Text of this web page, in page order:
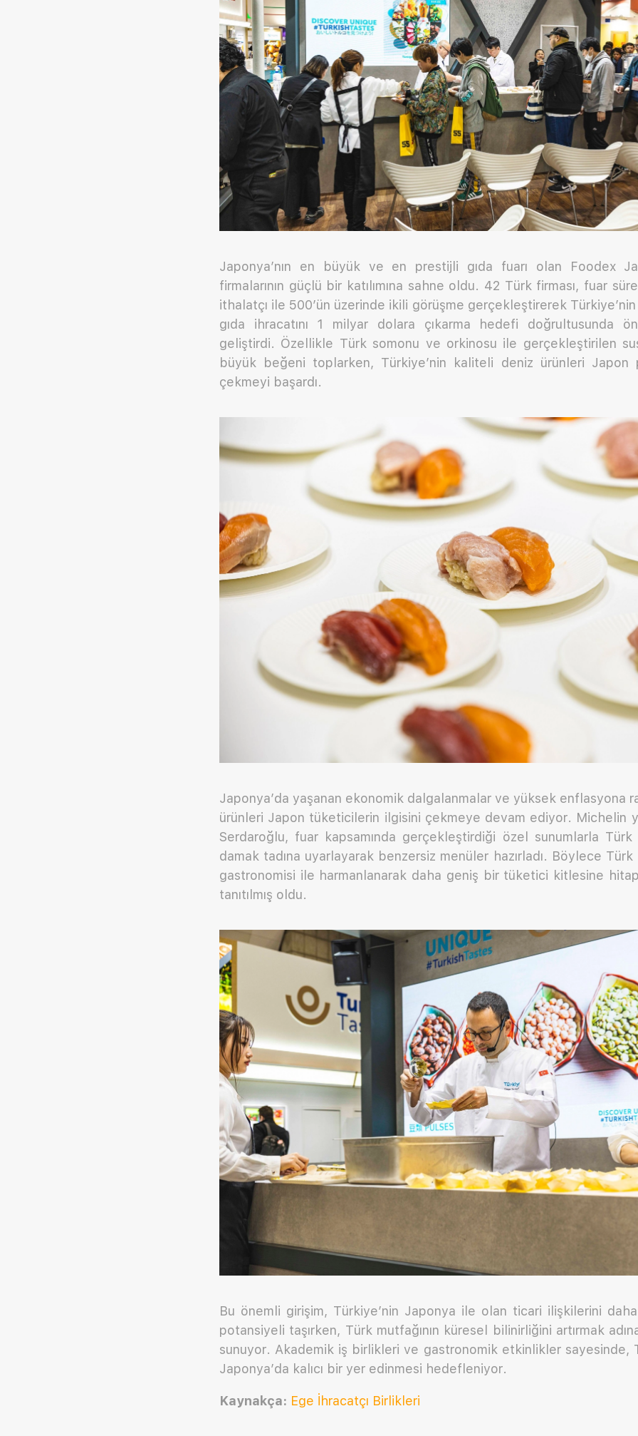
Japonya’nın en büyük ve en prestijli gıda fuarı olan Foodex
firmalarının güçlü bir katılımına sahne oldu. 42 Türk firması, fuar
ithalatçı ile 500’ün üzerinde ikili görüşme gerçekleştirerek
gıda ihracatını 1 milyar dolara çıkarma hedefi doğrultusunda
geliştirdi. Özellikle Türk somonu ve orkinosu ile gerçekleştirilen
büyük beğeni toplarken, Türkiye’nin kaliteli deniz ürünleri Japon
çekmeyi başardı.
Japonya’da yaşanan ekonomik dalgalanmalar ve yüksek enflasyona
ürünleri Japon tüketicilerin ilgisini çekmeye devam ediyor. Michelin
Serdaroğlu, fuar kapsamında gerçekleştirdiği özel sunumlarla Türk
damak tadına uyarlayarak benzersiz menüler hazırladı. Böylece
gastronomisi ile harmanlanarak daha geniş bir tüketici kitlesine
tanıtılmış oldu.
Bu önemli girişim, Türkiye’nin Japonya ile olan ticari ilişkilerini
potansiyeli taşırken, Türk mutfağının küresel bilinirliğini artırmak
sunuyor. Akademik iş birlikleri ve gastronomik etkinlikler sayesinde,
Japonya’da kalıcı bir yer edinmesi hedefleniyor.
Kaynakça: Ege İhracatçı Birlikleri